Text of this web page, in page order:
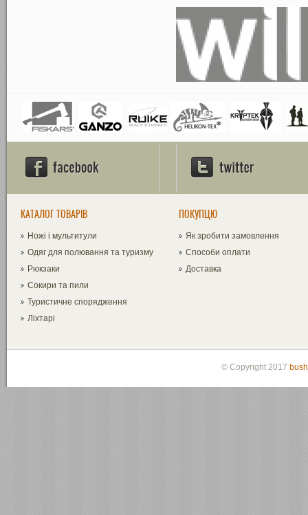
КАТАЛОГ ТОВАРІВ
Ножі і мультитули
Одяг для полювання та туризму
Рюкзаки
Сокири та пили
Туристичне спорядження
Ліхтарі
ПОКУПЦЮ
Як зробити замовлення
Способи оплати
Доставка
© Copyright 2017